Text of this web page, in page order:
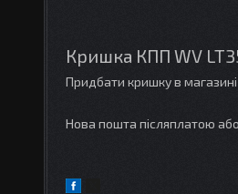
Кришка КПП WV
Придбати кришку в
Нова пошта післяплатою